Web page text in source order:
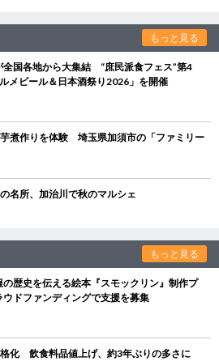
もっと見る
全国各地から大集結 “庶民派食フェス”第4
メビール＆日本酒祭り2026」を開催
煮作りを体験 埼玉県加須市の「ファミリー
名所、加治川で秋のマルシェ
もっと見る
の歴史を伝える絵本『スモックリン』制作プ
ドファンディングで支援を募集
格化 飲食料品値上げ、約3年ぶりの多さに